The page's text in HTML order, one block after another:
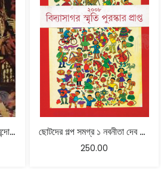
মহাভারতের নারী – শুভেন্দ্রনাথ বন্দোপাধ্যায় ছোটদের গল্প সমগ্র ১ নবনীতা দেব সেন
250.00